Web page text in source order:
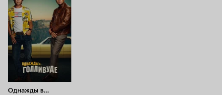
Кинопоиска
7.7
Однажды в…